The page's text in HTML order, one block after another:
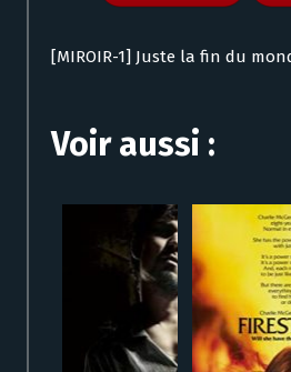
[MIROIR-1] Juste la fin du
Voir aussi :